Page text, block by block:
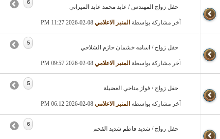
حفل زواج المهندس / عايد محمد عايد الميراني
آخر مشاركة بواسطة المنبر الاعلامي 11:27 PM
6
حفل زواج / اسامه خشمان حازم الشلاحي
آخر مشاركة بواسطة المنبر الاعلامي 09:57 PM
5
حفل زواج / فواز مناحي العضيلة
آخر مشاركة بواسطة المنبر الاعلامي 06:12 PM
5
حفل زواج / شديد فاطم شديد القحم
6